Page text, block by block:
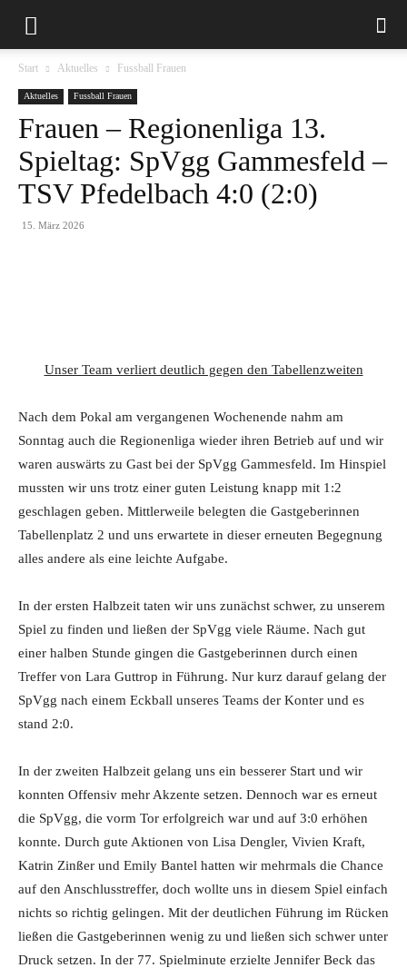
Start Aktuelles Fussball Frauen
Aktuelles Fussball Frauen
Frauen – Regionenliga 13.
Spieltag: SpVgg Gammesfeld –
TSV Pfedelbach 4:0 (2:0)
15. März 2026
Unser Team verliert deutlich gegen den Tabellenzweiten
Nach dem Pokal am vergangenen Wochenende nahm am
Sonntag auch die Regionenliga wieder ihren Betrieb auf und wir
waren auswärts zu Gast bei der SpVgg Gammesfeld. Im Hinspiel
mussten wir uns trotz einer guten Leistung knapp mit 1:2
geschlagen geben. Mittlerweile belegten die Gastgeberinnen
Tabellenplatz 2 und uns erwartete in dieser erneuten Begegnung
alles andere als eine leichte Aufgabe.
In der ersten Halbzeit taten wir uns zunächst schwer, zu unserem
Spiel zu finden und ließen der SpVgg viele Räume. Nach gut
einer halben Stunde gingen die Gastgeberinnen durch einen
Treffer von Lara Guttrop in Führung. Nur kurz darauf gelang der
SpVgg nach einem Eckball unseres Teams der Konter und es
stand 2:0.
In der zweiten Halbzeit gelang uns ein besserer Start und wir
konnten Offensiv mehr Akzente setzen. Dennoch war es erneut
die SpVgg, die vorm Tor erfolgreich war und auf 3:0 erhöhen
konnte. Durch gute Aktionen von Lisa Dengler, Vivien Kraft,
Katrin Zinßer und Emily Bantel hatten wir mehrmals die Chance
auf den Anschlusstreffer, doch wollte uns in diesem Spiel einfach
nichts so richtig gelingen. Mit der deutlichen Führung im Rücken
ließen die Gastgeberinnen wenig zu und ließen sich schwer unter
Druck setzen. In der 77. Spielminute erzielte Jennifer Beck das